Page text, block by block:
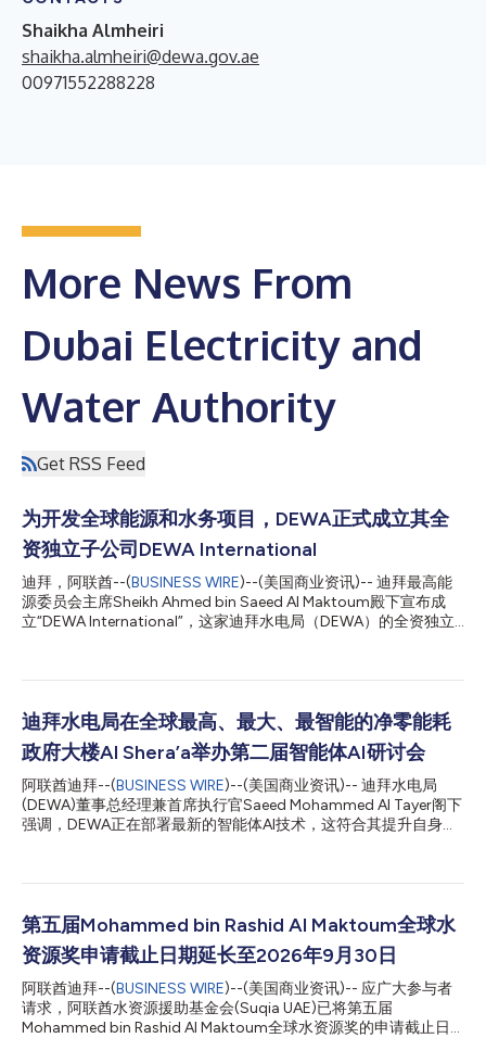
Shaikha Almheiri
shaikha.almheiri@dewa.gov.ae
00971552288228
More News From
Dubai Electricity and
Water Authority
Get RSS Feed
为开发全球能源和水务项目，DEWA正式成立其全
资独立子公司DEWA International
迪拜，阿联酋--(BUSINESS WIRE)--(美国商业资讯)-- 迪拜最高能
源委员会主席Sheikh Ahmed bin Saeed Al Maktoum殿下宣布成
立“DEWA International”，这家迪拜水电局（DEWA）的全资独立
Ahmed bin Saeed Al Maktoum殿下表示，“得益于阿联酋副总统兼
的远见卓识和指导方针，迪拜已成为成就与加速发展的全球典范。
凭借其世界一流的基础设施——特别是在能源和水务领域，迪拜
已稳固确立了其作为国际领先标杆的地位。成立DEWA
International是一步重要的战略举措，标志着将这一成功模式推广
至全球市场、并进一步巩固迪拜在能源、水务、可持续发展和数字
化转型领域作为知识与专业经验源泉的地位。” DEWA董事总经理
兼首席执行官Saeed Mohammed Al Tayer阁下表示，”从本质上
迪拜水电局在全球最高、最大、最智能的净零能耗
政府大楼Al Shera’a举办第二届智能体AI研讨会
阿联酋迪拜--(BUSINESS WIRE)--(美国商业资讯)-- 迪拜水电局
(DEWA)董事总经理兼首席执行官Saeed Mohammed Al Tayer阁下
强调，DEWA正在部署最新的智能体AI技术，这符合其提升自身领
Shera’a举办的智能体AI高管研讨会(Agentic AI Executive Retreat)
能(AI)领域的关键利益相关者，以及来自SAP和McKinsey的代表出
席了此次活动。 Al Tayer在演讲中表示，DEWA的工作遵循了阿联
酋总统Sheikh Mohamed bin Zayed Al Nahyan殿下、阿联酋副总
统兼总理、迪拜酋长Sheikh Mohammed bin Rashid Al Maktoum
殿下，以及迪拜王储、阿联酋副总理兼国防部长、迪拜执行委员会
主席Sheikh Hamdan bin Mohammed bin Rashid Al Maktoum殿
第五届Mohammed bin Rashid Al Maktoum全球水
资源奖申请截止日期延长至2026年9月30日
阿联酋迪拜--(BUSINESS WIRE)--(美国商业资讯)-- 应广大参与者
请求，阿联酋水资源援助基金会(Suqia UAE)已将第五届
Mohammed bin Rashid Al Maktoum全球水资源奖的申请截止日